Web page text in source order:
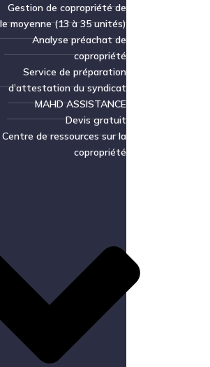
Gestion de copropriété de
moyenne (13 à 35 unités)
Analyse préachat de
copropriété
Service de préparation
d’attestation du syndicat
MAHD ASSISTANCE
Devis gratuit
Centre de ressources sur la
copropriété